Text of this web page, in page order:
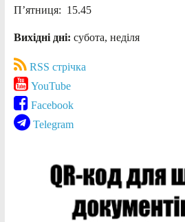
П’ятниця: 15.45
Вихідні дні: субота, неділя
RSS стрічка
YouTube
Facebook
Telegram